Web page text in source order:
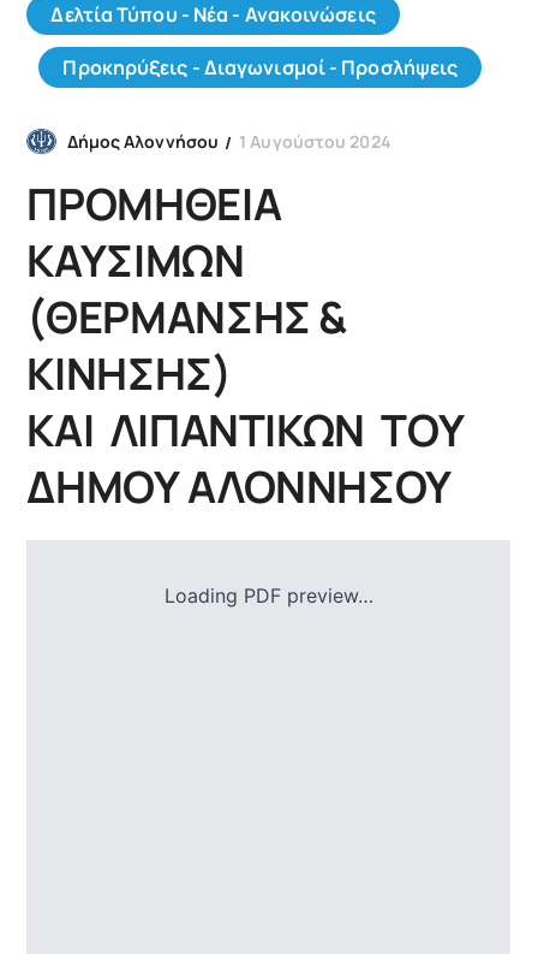
Δελτία Τύπου - Νέα - Ανακοινώσεις
Προκηρύξεις - Διαγωνισμοί - Προσλήψεις
Δήμος Αλοννήσου 1 Αυγούστου 2024
ΠΡΟΜΗΘΕΙΑ
ΚΑΥΣΙΜΩΝ
(ΘΕΡΜΑΝΣΗΣ &
ΚΙΝΗΣΗΣ)
ΚΑΙ ΛΙΠΑΝΤΙΚΩΝ ΤΟΥ
ΔΗΜΟΥ ΑΛΟΝΝΗΣΟΥ